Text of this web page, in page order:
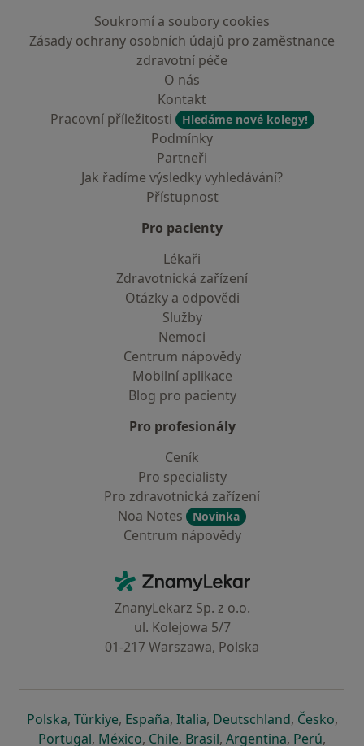
Soukromí a soubory cookies
Zásady ochrany osobních údajů pro zaměstnance
zdravotní péče
O nás
Kontakt
Pracovní příležitosti
Hledáme nové kolegy!
Podmínky
Partneři
Jak řadíme výsledky vyhledávání?
Přístupnost
Pro pacienty
Lékaři
Zdravotnická zařízení
Otázky a odpovědi
Služby
Nemoci
Centrum nápovědy
Mobilní aplikace
Blog pro pacienty
Pro profesionály
Ceník
Pro specialisty
Pro zdravotnická zařízení
Noa Notes
Novinka
Centrum nápovědy
ZnamyLekar - Hlavní stránka
ZnanyLekarz Sp. z o.o.
ul. Kolejowa 5/7
01-217 Warszawa, Polska
Polskase otevře v nové záložce
, Türkiyese otevře v nové záložce
, Españase otevře v nové záložce
, Italiase otevře v nové záložce
, Deutschlandse otevře v
, Českose
,
Portugalse otevře v nové záložce
, Méxicose otevře v nové záložce
, Chilese otevře v nové záložce
, Brasilse otevře v nové
, Argentinase otevře v
, Perúse
,